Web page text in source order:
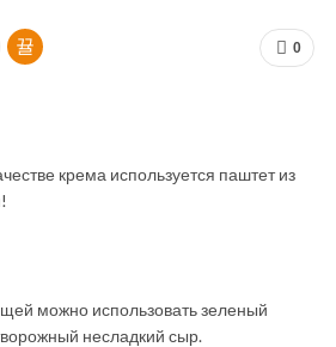
0
крема используется паштет из
можно использовать зеленый
несладкий сыр.